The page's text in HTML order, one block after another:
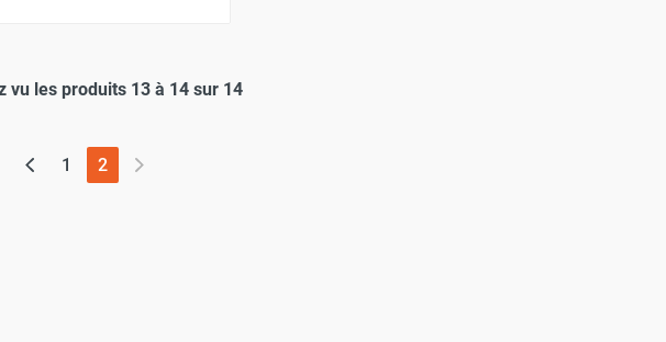
vu les produits 13 à 14 sur 14
1 2(page actuelle)